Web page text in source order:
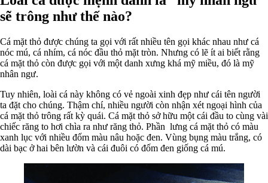
sẽ trông như thế nào?
Cá mặt thỏ được chúng ta gọi với rất nhiều tên gọi khác nhau như cá
nóc mú, cá nhím, cá nóc đầu thỏ mặt tròn. Nhưng có lẽ ít ai biết rằng
cá mặt thỏ còn được gọi với một danh xưng khá mỹ miều, đó là mỹ
nhân ngư.
Tuy nhiên, loài cá này không có vẻ ngoài xinh đẹp như cái tên người
ta đặt cho chúng. Thậm chí, nhiều người còn nhận xét ngoại hình của
cá mặt thỏ trông rất kỳ quái. Cá mặt thỏ sở hữu một cái đầu to cùng vài
chiếc răng to hơi chìa ra như răng thỏ. Phần lưng cá mặt thỏ có màu
xanh lục với nhiều đốm màu nâu hoặc đen. Vùng bụng màu trắng, có
dài bạc ở hai bên lườn và cái đuôi có đốm đen giống cá mú.